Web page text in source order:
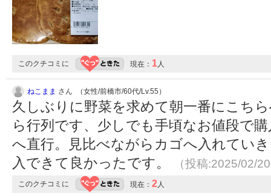
このクチコミに 現在： 1人
ねこまま さん （女性/前橋市/60代/Lv.55）
久しぶりに野菜を求めて朝一番にこち
ら行列です、少しでも手頃なお値段で
へ直行。見比べながらカゴへ入れてい
入できて良かったです。
（投稿:2025/02/
このクチコミに 現在： 2人